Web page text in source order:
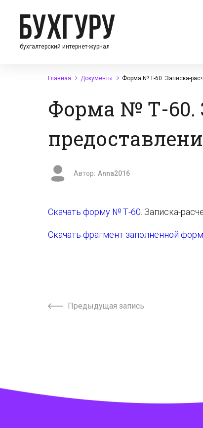
бухгалтерский интернет-журнал
Главная Документы Форма № Т-60. Записка-
Форма № Т-60.
Автор: Anna2016
Скачать форму № Т-60 . Записка-
Скачать фрагмент заполненной
Предыдущая запись